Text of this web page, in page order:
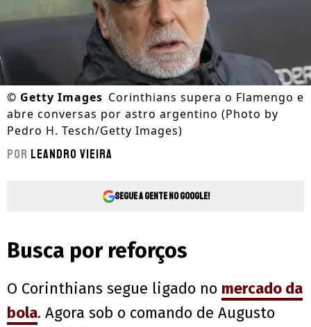
© Getty Images Corinthians supera o Flamengo e
abre conversas por astro argentino (Photo by
Pedro H. Tesch/Getty Images)
Por Leandro Vieira
Segue a gente no Google!
Busca por reforços
O Corinthians segue ligado no mercado da
bola. Agora sob o comando de Augusto